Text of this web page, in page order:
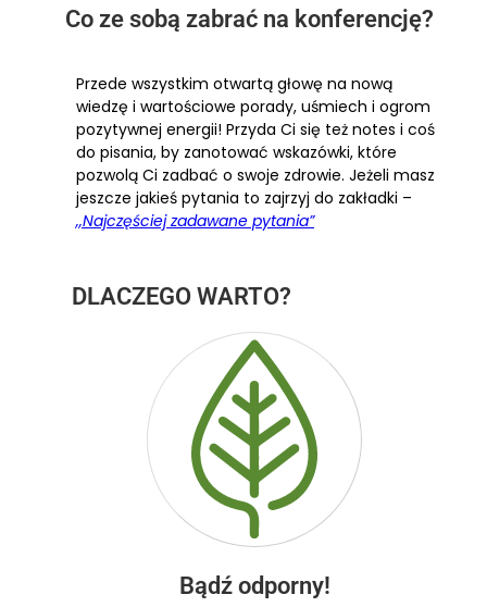
Co ze sobą zabrać na konferencję?
Przede wszystkim otwartą głowę na nową
wiedzę i wartościowe porady, uśmiech i ogrom
pozytywnej energii! Przyda Ci się też notes i coś
do pisania, by zanotować wskazówki, które
pozwolą Ci zadbać o swoje zdrowie. Jeżeli masz
jeszcze jakieś pytania to zajrzyj do zakładki –
,,Najczęściej zadawane pytania”
DLACZEGO WARTO?
Bądź odporny!